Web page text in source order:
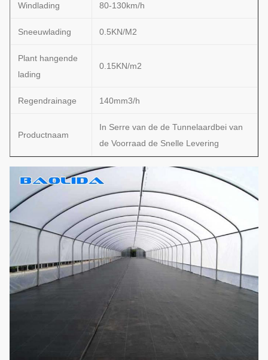
Windlading 80-130km/h
Sneeuwlading 0.5KN/M2
Plant hangende
lading
0.15KN/m2
Regendrainage 140mm3/h
Productnaam
In Serre van de de Tunnelaardbei van
de Voorraad de Snelle Levering